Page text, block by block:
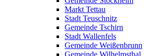
Markt Tettau
Stadt Teuschnitz
Gemeinde Tschirn
Stadt Wallenfels
Gemeinde Weißenbrunn
Gemeinde Wilhelmsthal